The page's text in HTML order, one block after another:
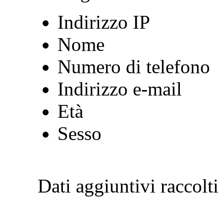
Indirizzo IP
Nome
Numero di telefono
Indirizzo e-mail
Età
Sesso
Dati aggiuntivi